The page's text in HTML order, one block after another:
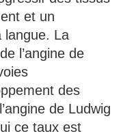
et un
langue. La
l’angine de
des
de Ludwig
ce taux est